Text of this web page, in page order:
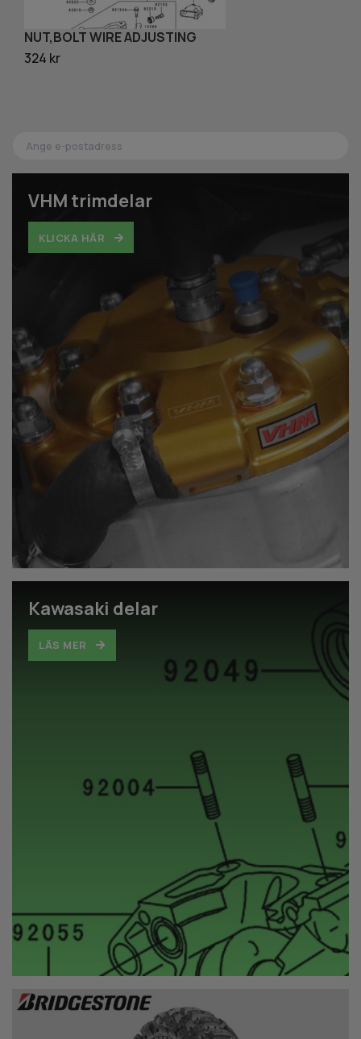
VHM trimdelar
KLICKA HÄR
Kawasaki delar
LÄS MER
NUT,BOLT WIRE ADJUSTING
324 kr